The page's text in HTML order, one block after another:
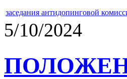
заседания антидопинговой
5/10/2024